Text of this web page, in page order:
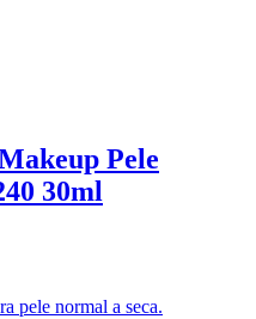
Pele
30ml
pele normal a seca.